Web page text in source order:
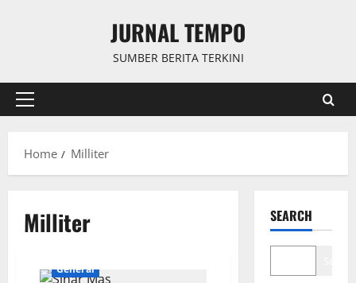
JURNAL TEMPO
SUMBER BERITA TERKINI
Primary
Home
Milliter
Milliter
General
SEARCH